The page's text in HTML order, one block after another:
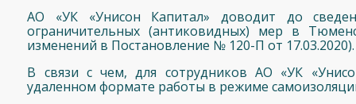
АО «УК «Унисон Капитал» доводит до
ограничительных (антиковидных) мер в
изменений в Постановление № 120-П от 17.03.2020).
В связи с чем, для сотрудников АО «УК
удаленном формате работы в режиме